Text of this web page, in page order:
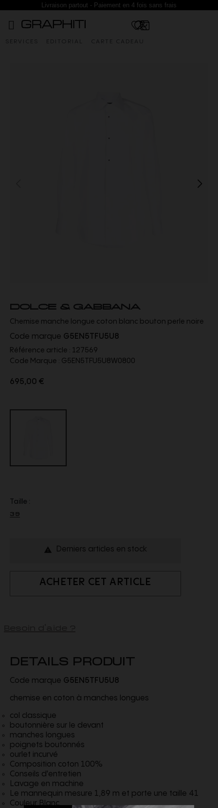
Livraison partout - Paiement en 4 fois sans frais
SERVICES EDITORIAL CARTE CADEAU
DOLCE & GABBANA
Chemise manche longue coton blanc bouton perle noire
Code marque G5EN5TFU5U8
Référence article : 127569
Code Marque : G5EN5TFU5U8W0800
695,00 €
Taille :
39
 Derniers articles en stock
ACHETER CET ARTICLE
DETAILS PRODUIT
Code marque G5EN5TFU5U8
chemise en coton à manches longues
col classique
boutonnière sur le devant
manches longues
poignets boutonnés
ourlet incurvé
Composition coton 100%
Conseils d'entretien
Lavage en machine
Le mannequin mesure 1,89 m et porte une taille 41
Couleur Blanc